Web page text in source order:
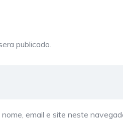
publicado.
nome, email e site neste